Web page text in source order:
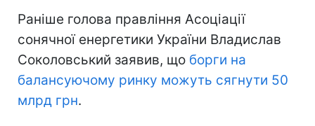
Раніше голова правління Асоціації
сонячної енергетики України Владислав
Соколовський заявив, що борги на
балансуючому ринку можуть сягнути 50
млрд грн.